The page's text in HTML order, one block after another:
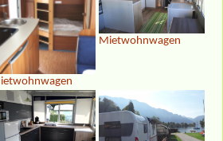
Mietwohnwagen